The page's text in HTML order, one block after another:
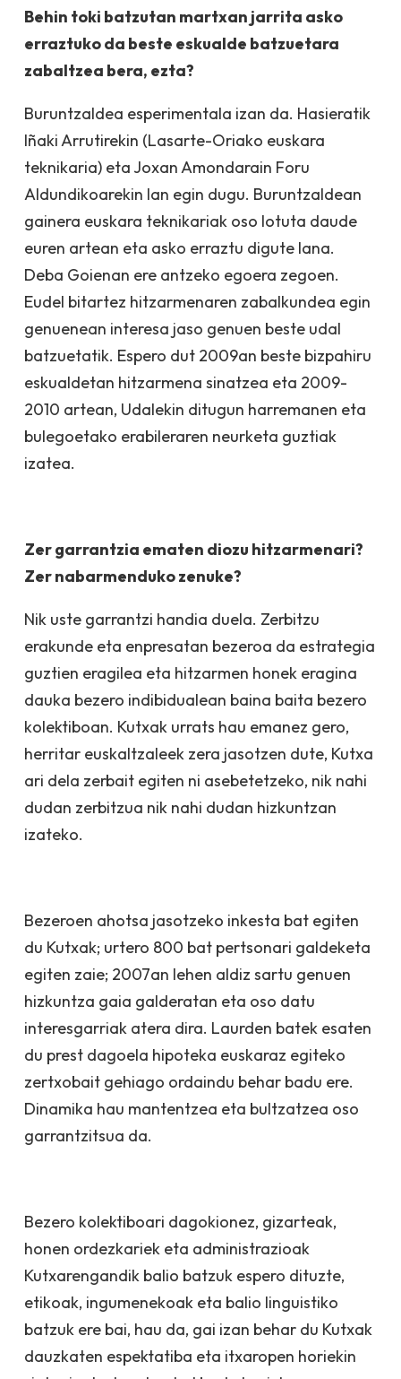
Behin toki batzutan martxan jarrita asko
erraztuko da beste eskualde batzuetara
zabaltzea bera, ezta?
Buruntzaldea esperimentala izan da. Hasieratik
Iñaki Arrutirekin (Lasarte-Oriako euskara
teknikaria) eta Joxan Amondarain Foru
Aldundikoarekin lan egin dugu. Buruntzaldean
gainera euskara teknikariak oso lotuta daude
euren artean eta asko erraztu digute lana.
Deba Goienan ere antzeko egoera zegoen.
Eudel bitartez hitzarmenaren zabalkundea egin
genuenean interesa jaso genuen beste udal
batzuetatik. Espero dut 2009an beste bizpahiru
eskualdetan hitzarmena sinatzea eta 2009-
2010 artean, Udalekin ditugun harremanen eta
bulegoetako erabileraren neurketa guztiak
izatea.
Zer garrantzia ematen diozu hitzarmenari?
Zer nabarmenduko zenuke?
Nik uste garrantzi handia duela. Zerbitzu
erakunde eta enpresatan bezeroa da estrategia
guztien eragilea eta hitzarmen honek eragina
dauka bezero indibidualean baina baita bezero
kolektiboan. Kutxak urrats hau emanez gero,
herritar euskaltzaleek zera jasotzen dute, Kutxa
ari dela zerbait egiten ni asebetetzeko, nik nahi
dudan zerbitzua nik nahi dudan hizkuntzan
izateko.
Bezeroen ahotsa jasotzeko inkesta bat egiten
du Kutxak; urtero 800 bat pertsonari galdeketa
egiten zaie; 2007an lehen aldiz sartu genuen
hizkuntza gaia galderatan eta oso datu
interesgarriak atera dira. Laurden batek esaten
du prest dagoela hipoteka euskaraz egiteko
zertxobait gehiago ordaindu behar badu ere.
Dinamika hau mantentzea eta bultzatzea oso
garrantzitsua da.
Bezero kolektiboari dagokionez, gizarteak,
honen ordezkariek eta administrazioak
Kutxarengandik balio batzuk espero dituzte,
etikoak, ingumenekoak eta balio linguistiko
batzuk ere bai, hau da, gai izan behar du Kutxak
dauzkaten espektatiba eta itxaropen horiekin